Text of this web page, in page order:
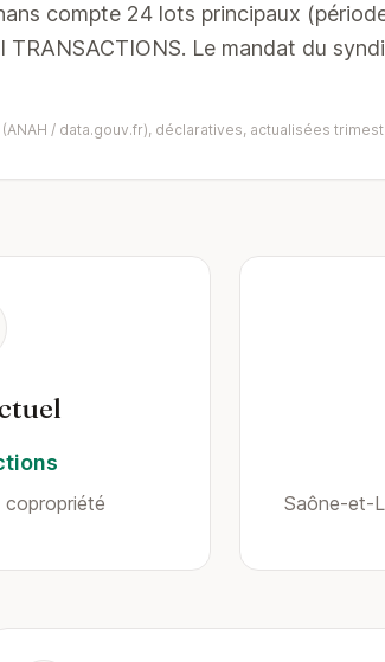
compte 24 lots principaux
TRANSACTIONS. Le mandat du
/ data.gouv.fr), déclaratives, actualisées
copropriété Saône-et-